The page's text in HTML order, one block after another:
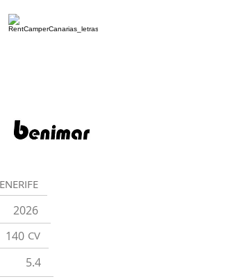
2026
140 CV
5.4